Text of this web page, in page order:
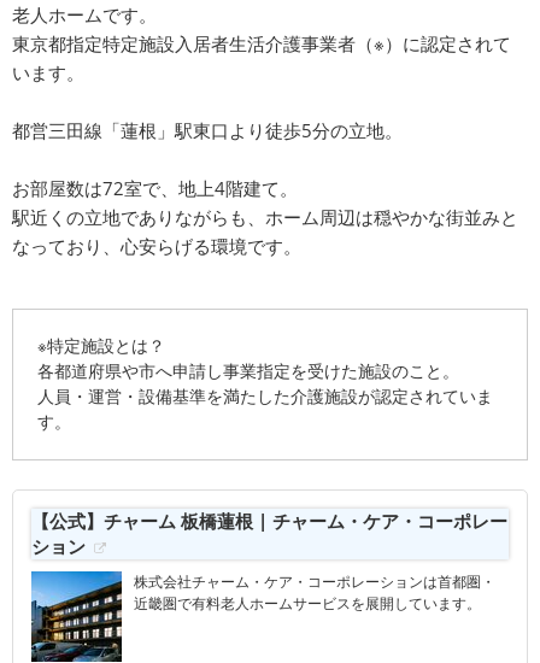
老人ホームです。
東京都指定特定施設入居者生活介護事業者（※）に認定されて
います。
都営三田線「蓮根」駅東口より徒歩5分の立地。
お部屋数は72室で、地上4階建て。
駅近くの立地でありながらも、ホーム周辺は穏やかな街並みと
なっており、心安らげる環境です。
※特定施設とは？
各都道府県や市へ申請し事業指定を受けた施設のこと。
人員・運営・設備基準を満たした介護施設が認定されていま
す。
【公式】チャーム 板橋蓮根 | チャーム・ケア・コーポレー
ション
株式会社チャーム・ケア・コーポレーションは首都圏・
近畿圏で有料老人ホームサービスを展開しています。